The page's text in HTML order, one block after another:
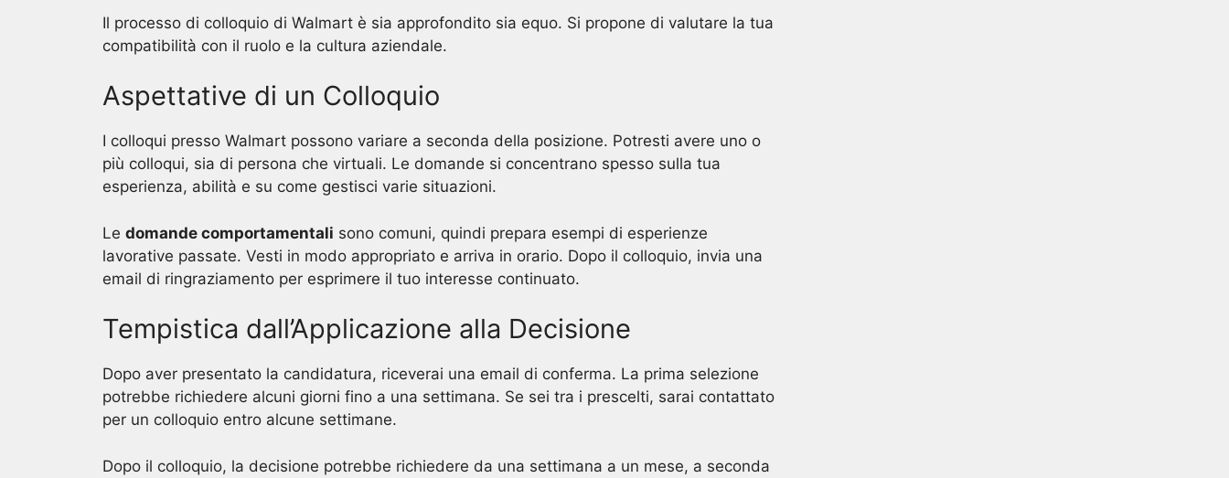
Il processo di colloquio di Walmart è sia approfondito sia equo. Si propone di valutare la tua
compatibilità con il ruolo e la cultura aziendale.
Aspettative di un Colloquio
I colloqui presso Walmart possono variare a seconda della posizione. Potresti avere uno o
più colloqui, sia di persona che virtuali. Le domande si concentrano spesso sulla tua
esperienza, abilità e su come gestisci varie situazioni.
Le domande comportamentali sono comuni, quindi prepara esempi di esperienze
lavorative passate. Vesti in modo appropriato e arriva in orario. Dopo il colloquio, invia una
email di ringraziamento per esprimere il tuo interesse continuato.
Tempistica dall’Applicazione alla Decisione
Dopo aver presentato la candidatura, riceverai una email di conferma. La prima selezione
potrebbe richiedere alcuni giorni fino a una settimana. Se sei tra i prescelti, sarai contattato
per un colloquio entro alcune settimane.
Dopo il colloquio, la decisione potrebbe richiedere da una settimana a un mese, a seconda